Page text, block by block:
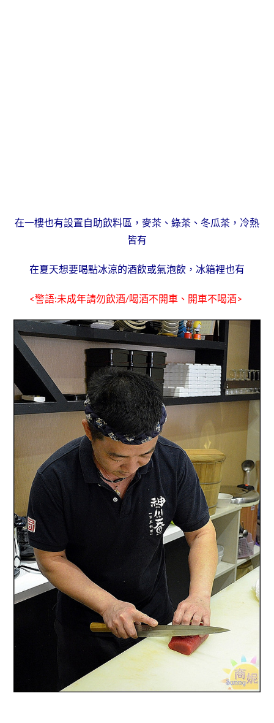
在一樓也有設置自助飲料區，麥茶、綠茶、冬瓜茶，冷熱
皆有
在夏天想要喝點冰涼的酒飲或氣泡飲，冰箱裡也有
<警語:未成年請勿飲酒/喝酒不開車、開車不喝酒>